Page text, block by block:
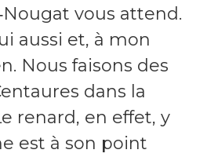
vous attend.
aussi et, à mon
Nous faisons des
dans la
renard, en effet, y
est à son point